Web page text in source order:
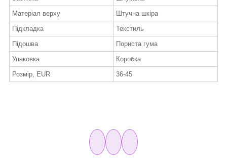
Матеріал верху
Штучна шкіра
Підкладка
Текстиль
Підошва
Пориста гума
Упаковка
Коробка
Розмір, EUR
36-45